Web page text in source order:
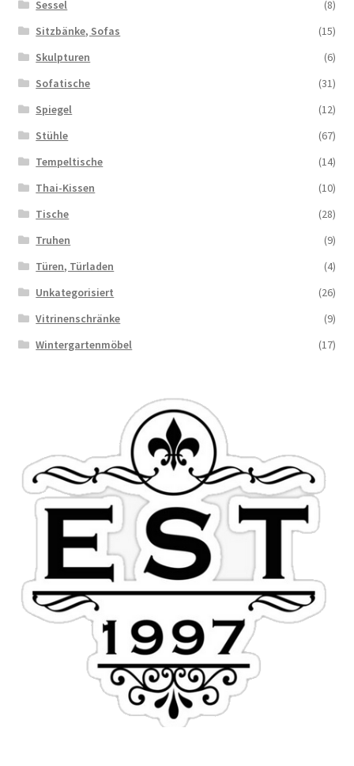
Sessel
(8)
Sitzbänke, Sofas
(15)
Skulpturen
(6)
Sofatische
(31)
Spiegel
(12)
Stühle
(67)
Tempeltische
(14)
Thai-Kissen
(10)
Tische
(28)
Truhen
(9)
Türen, Türladen
(4)
Unkategorisiert
(26)
Vitrinenschränke
(9)
Wintergartenmöbel
(17)